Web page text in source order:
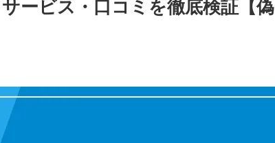
ービス・口コミを徹底検証【偽